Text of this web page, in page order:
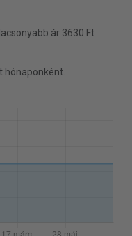
ár 3630 Ft
hónaponként.